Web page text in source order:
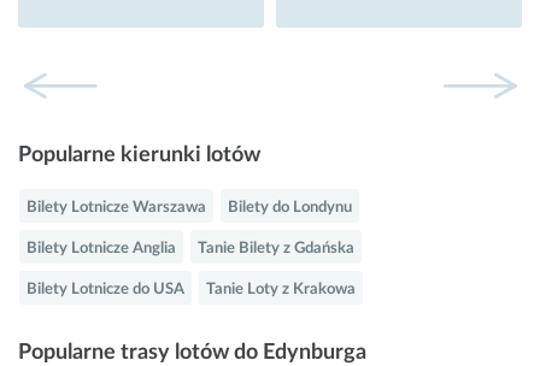
Popularne kierunki lotów
Bilety Lotnicze Warszawa Bilety do Londynu
Bilety Lotnicze Anglia Tanie Bilety z Gdańska
Bilety Lotnicze do USA Tanie Loty z Krakowa
Popularne trasy lotów do Edynburga